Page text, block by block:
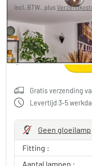
incl. BTW., plus
10%
Gratis verzending
Levertijd 3-5
Geen gloeilamp
Fitting :
Aantal lampen :